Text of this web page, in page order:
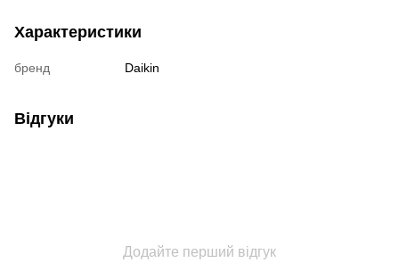
Характеристики
бренд Daikin
Відгуки
Додайте перший відгук